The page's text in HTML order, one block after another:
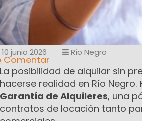
10 junio 2026 Río Negro
Comentar
La posibilidad de alquilar sin
hacerse realidad en Río Negro.
Garantía de Alquileres, una
contratos de locación tanto